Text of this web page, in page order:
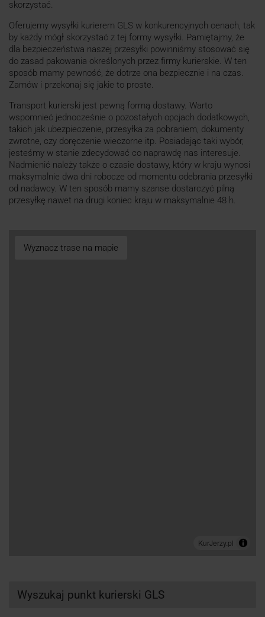
skorzystać.
Oferujemy wysyłki kurierem GLS w konkurencyjnych cenach, tak
by każdy mógł skorzystać z tej formy wysyłki. Pamiętajmy, że
dla bezpieczeństwa naszej przesyłki powinniśmy stosować się
do zasad pakowania określonych przez firmy kurierskie. W ten
sposób mamy pewność, że dotrze ona bezpiecznie i na czas.
Zamów i przekonaj się jakie to proste.
Transport kurierski jest pewną formą dostawy. Warto
wspomnieć jednocześnie o pozostałych opcjach dodatkowych,
takich jak ubezpieczenie, przesyłka za pobraniem, dokumenty
zwrotne, czy doręczenie wieczorne itp. Posiadając taki wybór,
jesteśmy w stanie zdecydować co naprawdę nas interesuje.
Nadmienić należy także o czasie dostawy, który w kraju wynosi
maksymalnie dwa dni robocze od momentu odebrania przesyłki
od nadawcy. W ten sposób mamy szanse dostarczyć pilną
przesyłkę nawet na drugi koniec kraju w maksymalnie 48 h.
Wyznacz trase na mapie
Wyszukaj punkt kurierski GLS